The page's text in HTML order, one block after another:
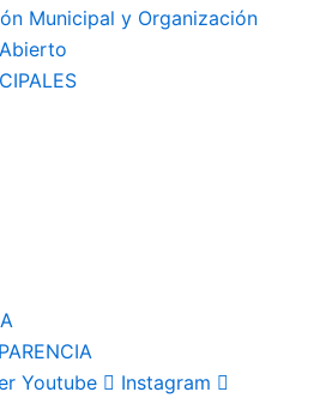
Municipal y Organización
Youtube Instagram